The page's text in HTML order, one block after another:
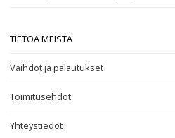
TIETOA MEISTÄ
Vaihdot ja palautukset
Toimitusehdot
Yhteystiedot